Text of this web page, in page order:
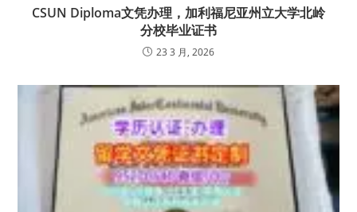
CSUN Diploma文凭办理，加利福尼亚州立大学北岭
分校毕业证书
23 3 月, 2026